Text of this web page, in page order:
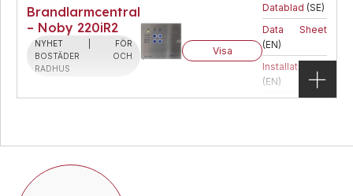
Brandlarmcentral
– Noby 220iR2
NYHET | FÖR
BOSTÄDER OCH
RADHUS
Visa
Datablad (SE)
Data Sheet
(EN)
Installation
(EN)
Matningsspänning